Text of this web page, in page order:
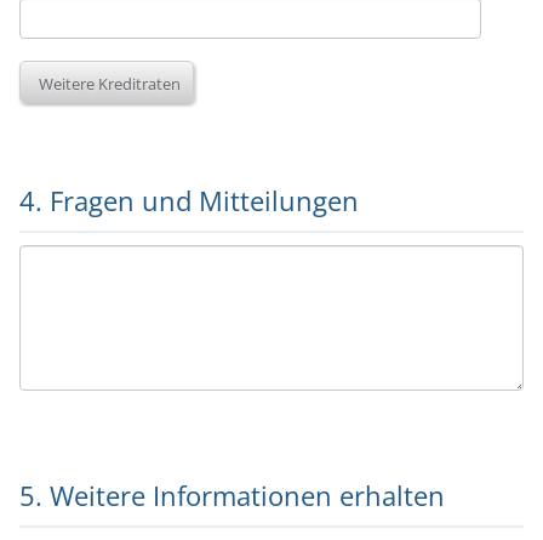
Weitere Kreditraten
4. Fragen und Mitteilungen
5. Weitere Informationen erhalten